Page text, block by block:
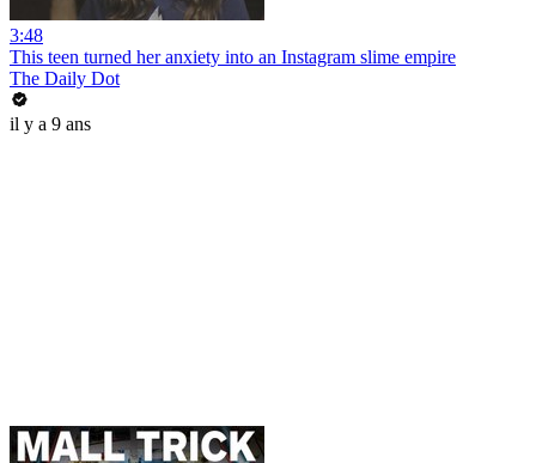
3:48
This teen turned her anxiety into an Instagram slime empire
The Daily Dot
il y a 9 ans